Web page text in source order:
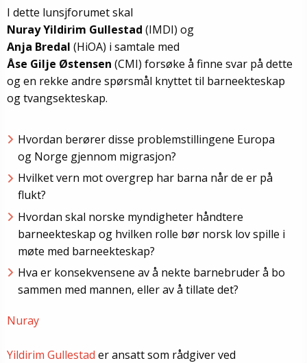
I dette lunsjforumet skal
Nuray Yildirim Gullestad (IMDI) og
Anja Bredal (HiOA) i samtale med
Åse Gilje Østensen (CMI) forsøke å finne svar på dette
og en rekke andre spørsmål knyttet til barneekteskap
og tvangsekteskap.
Hvordan berører disse problemstillingene Europa
og Norge gjennom migrasjon?
Hvilket vern mot overgrep har barna når de er på
flukt?
Hvordan skal norske myndigheter håndtere
barneekteskap og hvilken rolle bør norsk lov spille i
møte med barneekteskap?
Hva er konsekvensene av å nekte barnebruder å bo
sammen med mannen, eller av å tillate det?
Nuray
Yildirim Gullestad er ansatt som rådgiver ved